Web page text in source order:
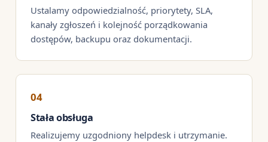
Ustalamy odpowiedzialność, priorytety, SLA,
kanały zgłoszeń i kolejność porządkowania
dostępów, backupu oraz dokumentacji.
Stała obsługa
Realizujemy uzgodniony helpdesk i utrzymanie.